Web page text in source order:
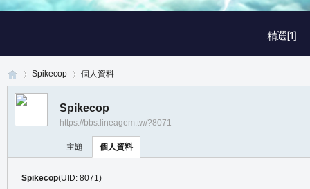
精選[1]
Spikecop 個人資料
Spikecop
https://bbs.lineagem.tw/?8071
主題 個人資料
Spikecop(UID: 8071)